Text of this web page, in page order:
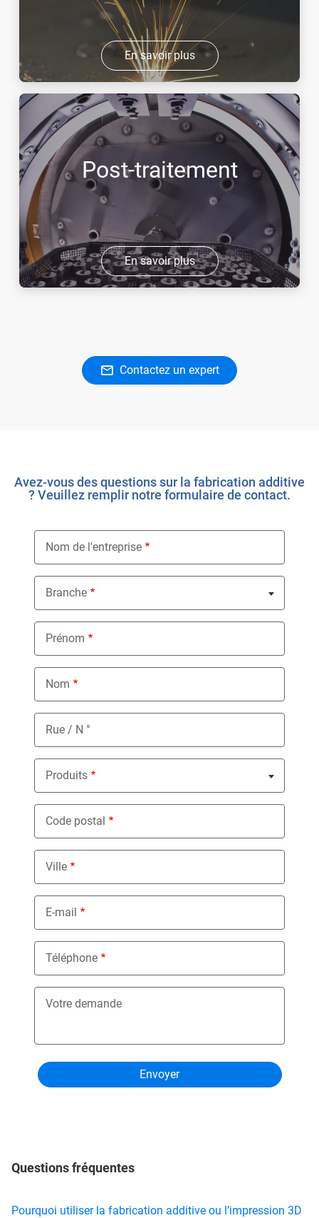
En savoir plus
Post-traitement
En savoir plus
Contactez un expert
Avez-vous des questions sur la fabrication additive
? Veuillez remplir notre formulaire de contact.
Nom de l'entreprise
Branche
Nothing selected
Prénom
Nom
Rue / N °
Produits
Nothing selected
Code postal
Ville
E-mail
Téléphone
Votre demande
Questions fréquentes
Pourquoi utiliser la fabrication additive ou l’impression 3D